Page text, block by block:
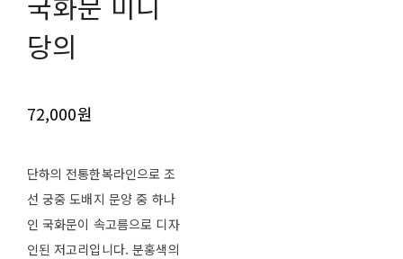
당의
72,000원
단하의 전통한복라인으로 조
선 궁중 도배지 문양 중 하나
인 국화문이 속고름으로 디자
인된 저고리입니다. 분홍색의